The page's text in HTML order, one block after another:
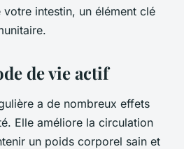
intestin, un élément clé
de vie actif
a de nombreux effets
Elle améliore la circulation
un poids corporel sain et